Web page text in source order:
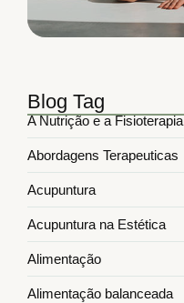
Blog Tag
A Nutrição e a Fisioterapia
Abordagens Terapeuticas
Acupuntura
Acupuntura na Estética
Alimentação
Alimentação balanceada